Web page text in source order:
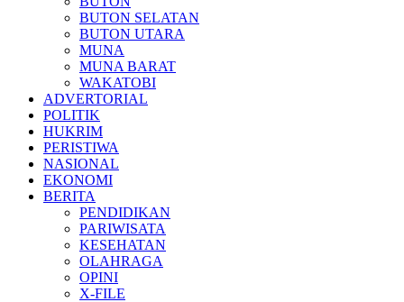
BUTON SELATAN
BUTON UTARA
MUNA
MUNA BARAT
WAKATOBI
ADVERTORIAL
POLITIK
HUKRIM
PERISTIWA
NASIONAL
EKONOMI
BERITA
PENDIDIKAN
PARIWISATA
KESEHATAN
OLAHRAGA
OPINI
X-FILE